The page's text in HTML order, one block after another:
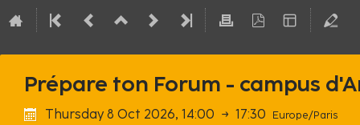
Prépare ton Forum - campus
Thursday 8 Oct 2026, 14:00 → 17:30 Europe/Paris